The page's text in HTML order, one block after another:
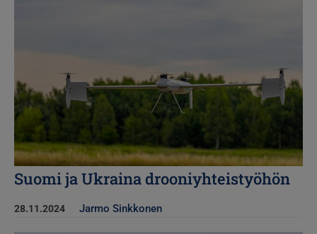
Suomi ja Ukraina drooniyhteistyöhön
28.11.2024 Jarmo Sinkkonen